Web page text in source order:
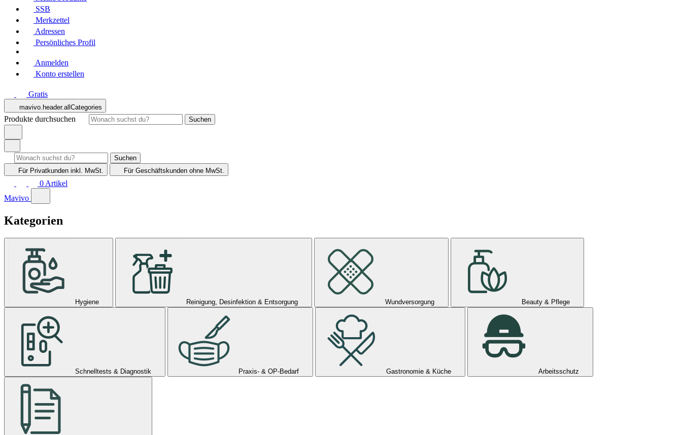
SSB
Merkzettel
Adressen
Persönliches Profil
Anmelden
Konto erstellen
Gratis
mavivo.header.allCategories
Produkte durchsuchen Suchen
Suchen
Für Privatkunden inkl. MwSt. Für Geschäftskunden ohne MwSt.
0 Artikel
Mavivo
Kategorien
Hygiene Reinigung, Desinfektion & Entsorgung Wundversorgung Beauty & Pflege
Schnelltests & Diagnostik Praxis- & OP-Bedarf Gastronomie & Küche Arbeitsschutz